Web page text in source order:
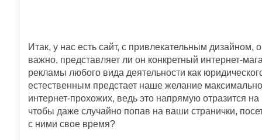
Итак, у нас есть сайт, с привлекательным
важно, представляет ли он конкретный интернет-
рекламы любого вида деятельности как
естественным предстает наше желание
интернет-прохожих, ведь это напрямую отразится
чтобы даже случайно попав на ваши странички,
с ними свое время?